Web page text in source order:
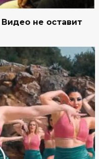
не оставит